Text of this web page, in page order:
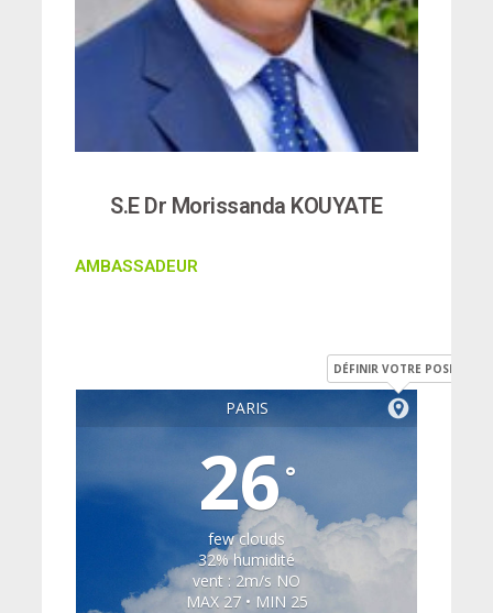
S.E Dr Morissanda KOUYATE
AMBASSADEUR
PARIS
DÉFINIR VOTRE POSITION
26°
few clouds
32% humidité
vent : 2m/s NO
MAX 27 • MIN 25